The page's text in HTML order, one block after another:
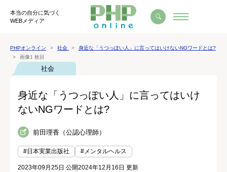
本当の自分に気づく
WEBメディア
PHPオンライン 社会
身近な「うつっぽい人」に言ってはいけないNGワードとは?
画像1 枚目
社会
身近な「うつっぽい人」に言ってはいけ
ないNGワードとは?
前田理香（公認心理師）
#日本実業出版社 #メンタルヘルス
2023年09月25日 公開2024年12月16日 更新